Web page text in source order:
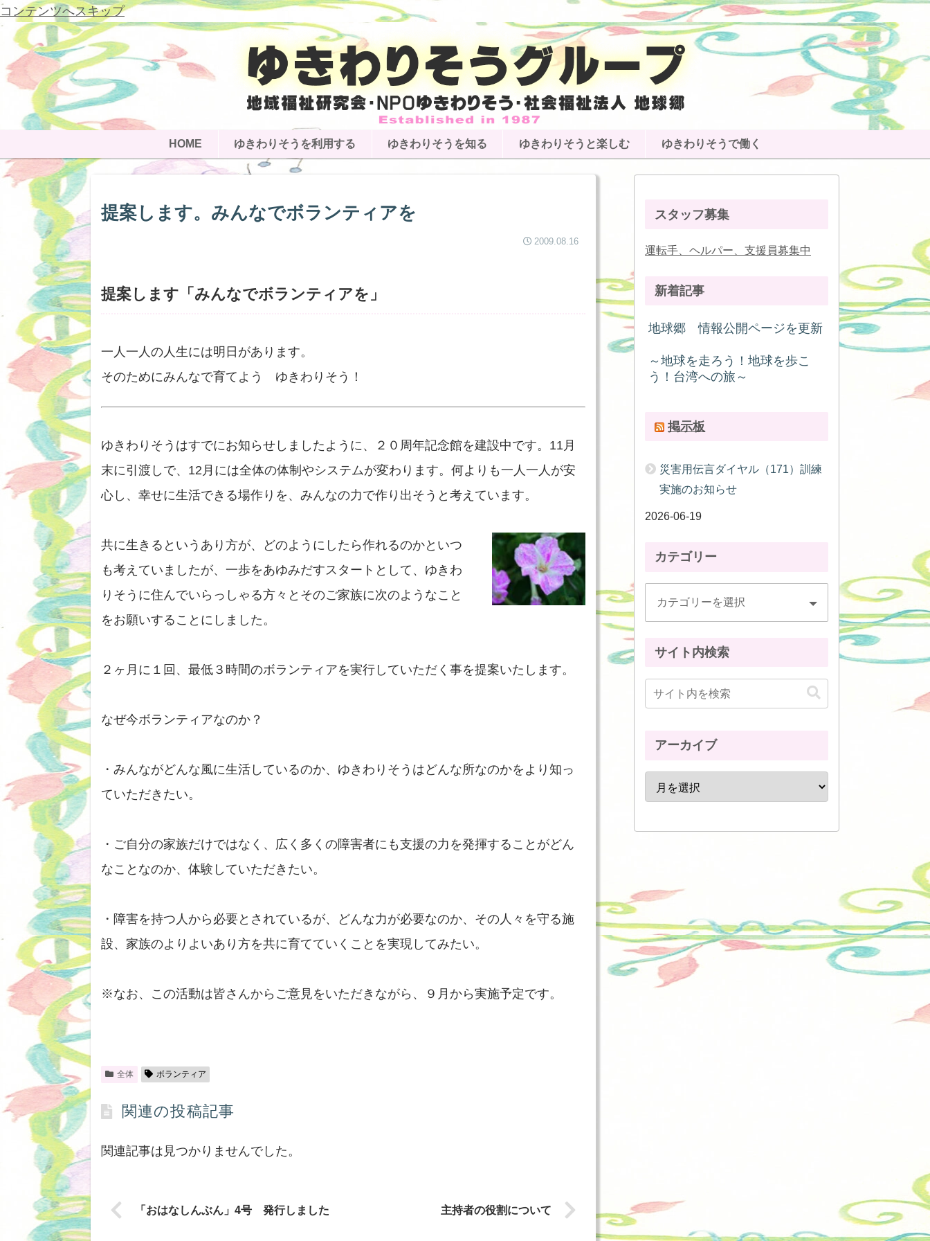
コンテンツへスキップ
HOME ゆきわりそうを利用する ゆきわりそうを知る ゆきわりそうと楽しむ ゆきわりそうで働く
提案します。みんなでボランティアを
2009.08.16
提案します「みんなでボランティアを」
一人一人の人生には明日があります。
そのためにみんなで育てよう ゆきわりそう！
ゆきわりそうはすでにお知らせしましたように、２０周年記念館を建設中です。11月
末に引渡しで、12月には全体の体制やシステムが変わります。何よりも一人一人が安
心し、幸せに生活できる場作りを、みんなの力で作り出そうと考えています。
共に生きるというあり方が、どのようにしたら作れるのかといつ
も考えていましたが、一歩をあゆみだすスタートとして、ゆきわ
りそうに住んでいらっしゃる方々とそのご家族に次のようなこと
をお願いすることにしました。
２ヶ月に１回、最低３時間のボランティアを実行していただく事を提案いたします。
なぜ今ボランティアなのか？
・みんながどんな風に生活しているのか、ゆきわりそうはどんな所なのかをより知っ
ていただきたい。
・ご自分の家族だけではなく、広く多くの障害者にも支援の力を発揮することがどん
なことなのか、体験していただきたい。
・障害を持つ人から必要とされているが、どんな力が必要なのか、その人々を守る施
設、家族のよりよいあり方を共に育てていくことを実現してみたい。
※なお、この活動は皆さんからご意見をいただきながら、９月から実施予定です。
全体 ボランティア
関連の投稿記事
関連記事は見つかりませんでした。
「おはなしんぶん」4号 発行しました 主持者の役割について
スタッフ募集
運転手、ヘルパー、支援員募集中
新着記事
地球郷 情報公開ページを更新
～地球を走ろう！地球を歩こ
う！台湾への旅～
掲示板
災害用伝言ダイヤル（171）訓練
実施のお知らせ
2026-06-19
カテゴリー
サイト内検索
アーカイブ